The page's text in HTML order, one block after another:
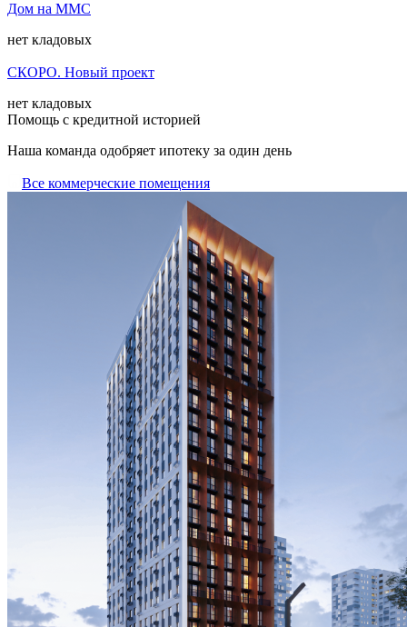
Дом на ММС
нет кладовых
СКОРО. Новый проект
нет кладовых
Помощь с кредитной историей
Наша команда одобряет ипотеку за один день
Все коммерческие помещения